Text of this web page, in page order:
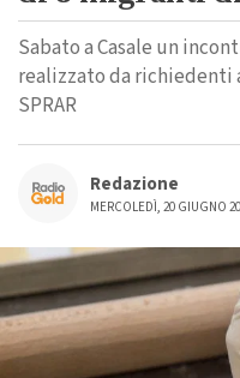
Sabato a Casale un
realizzato da
SPRAR
Redazione
MERCOLEDÌ, 20 GIUGNO